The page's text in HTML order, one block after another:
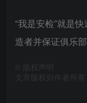
“我是安检”就是
造者并保证俱乐
版权声明
文章版权归作者所